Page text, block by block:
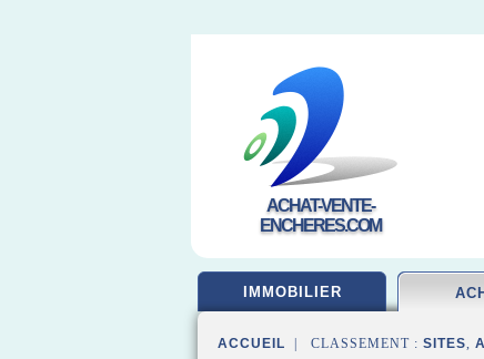
ACHAT-VENTE-
ENCHERES.COM
IMMOBILIER
ACCUEIL | CLASSEMENT : SITES,